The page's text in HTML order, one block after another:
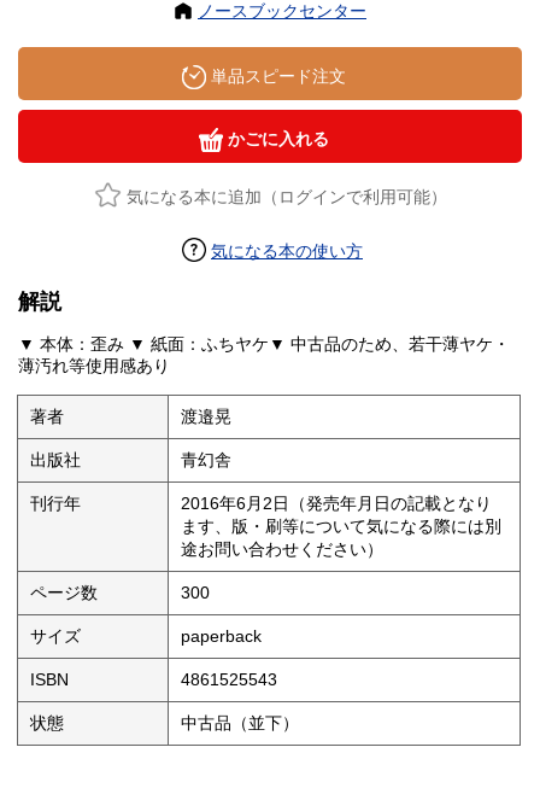
ノースブックセンター
単品スピード注文
かごに入れる
気になる本に追加（ログインで利用可能）
気になる本の使い方
解説
▼ 本体：歪み ▼ 紙面：ふちヤケ▼ 中古品のため、若干薄ヤケ・
薄汚れ等使用感あり
著者 渡邉晃
出版社 青幻舎
刊行年
2016年6月2日（発売年月日の記載となり
ます、版・刷等について気になる際には別
途お問い合わせください）
ページ数 300
サイズ paperback
ISBN 4861525543
状態 中古品（並下）